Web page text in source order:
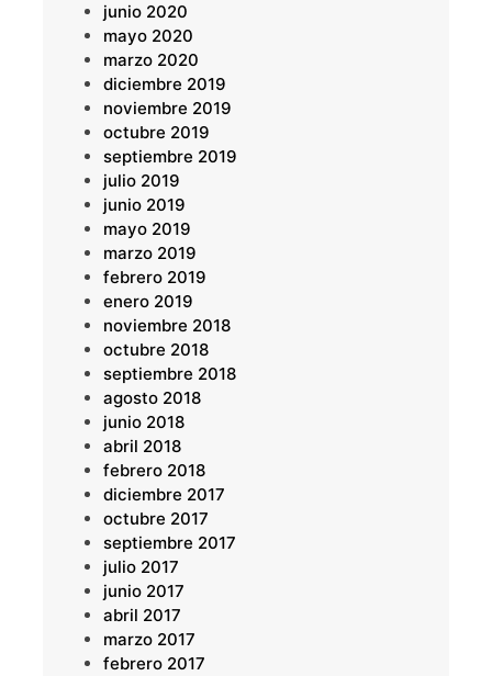
junio 2020
mayo 2020
marzo 2020
diciembre 2019
noviembre 2019
octubre 2019
septiembre 2019
julio 2019
junio 2019
mayo 2019
marzo 2019
febrero 2019
enero 2019
noviembre 2018
octubre 2018
septiembre 2018
agosto 2018
junio 2018
abril 2018
febrero 2018
diciembre 2017
octubre 2017
septiembre 2017
julio 2017
junio 2017
abril 2017
marzo 2017
febrero 2017